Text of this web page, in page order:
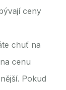
ceny
chuť na
cenu
Pokud